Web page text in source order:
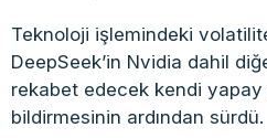
Teknoloji işlemindeki
DeepSeek’in Nvidia dahil
rekabet edecek kendi
bildirmesinin ardından sürdü.